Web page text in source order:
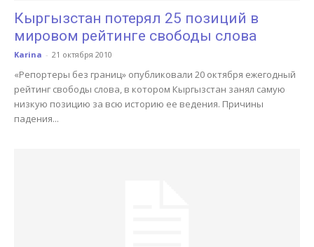
Кыргызстан потерял 25 позиций в
мировом рейтинге свободы слова
Karina - 21 октября 2010
«Репортеры без границ» опубликовали 20 октября ежегодный
рейтинг свободы слова, в котором Кыргызстан занял самую
низкую позицию за всю историю ее ведения. Причины
падения...